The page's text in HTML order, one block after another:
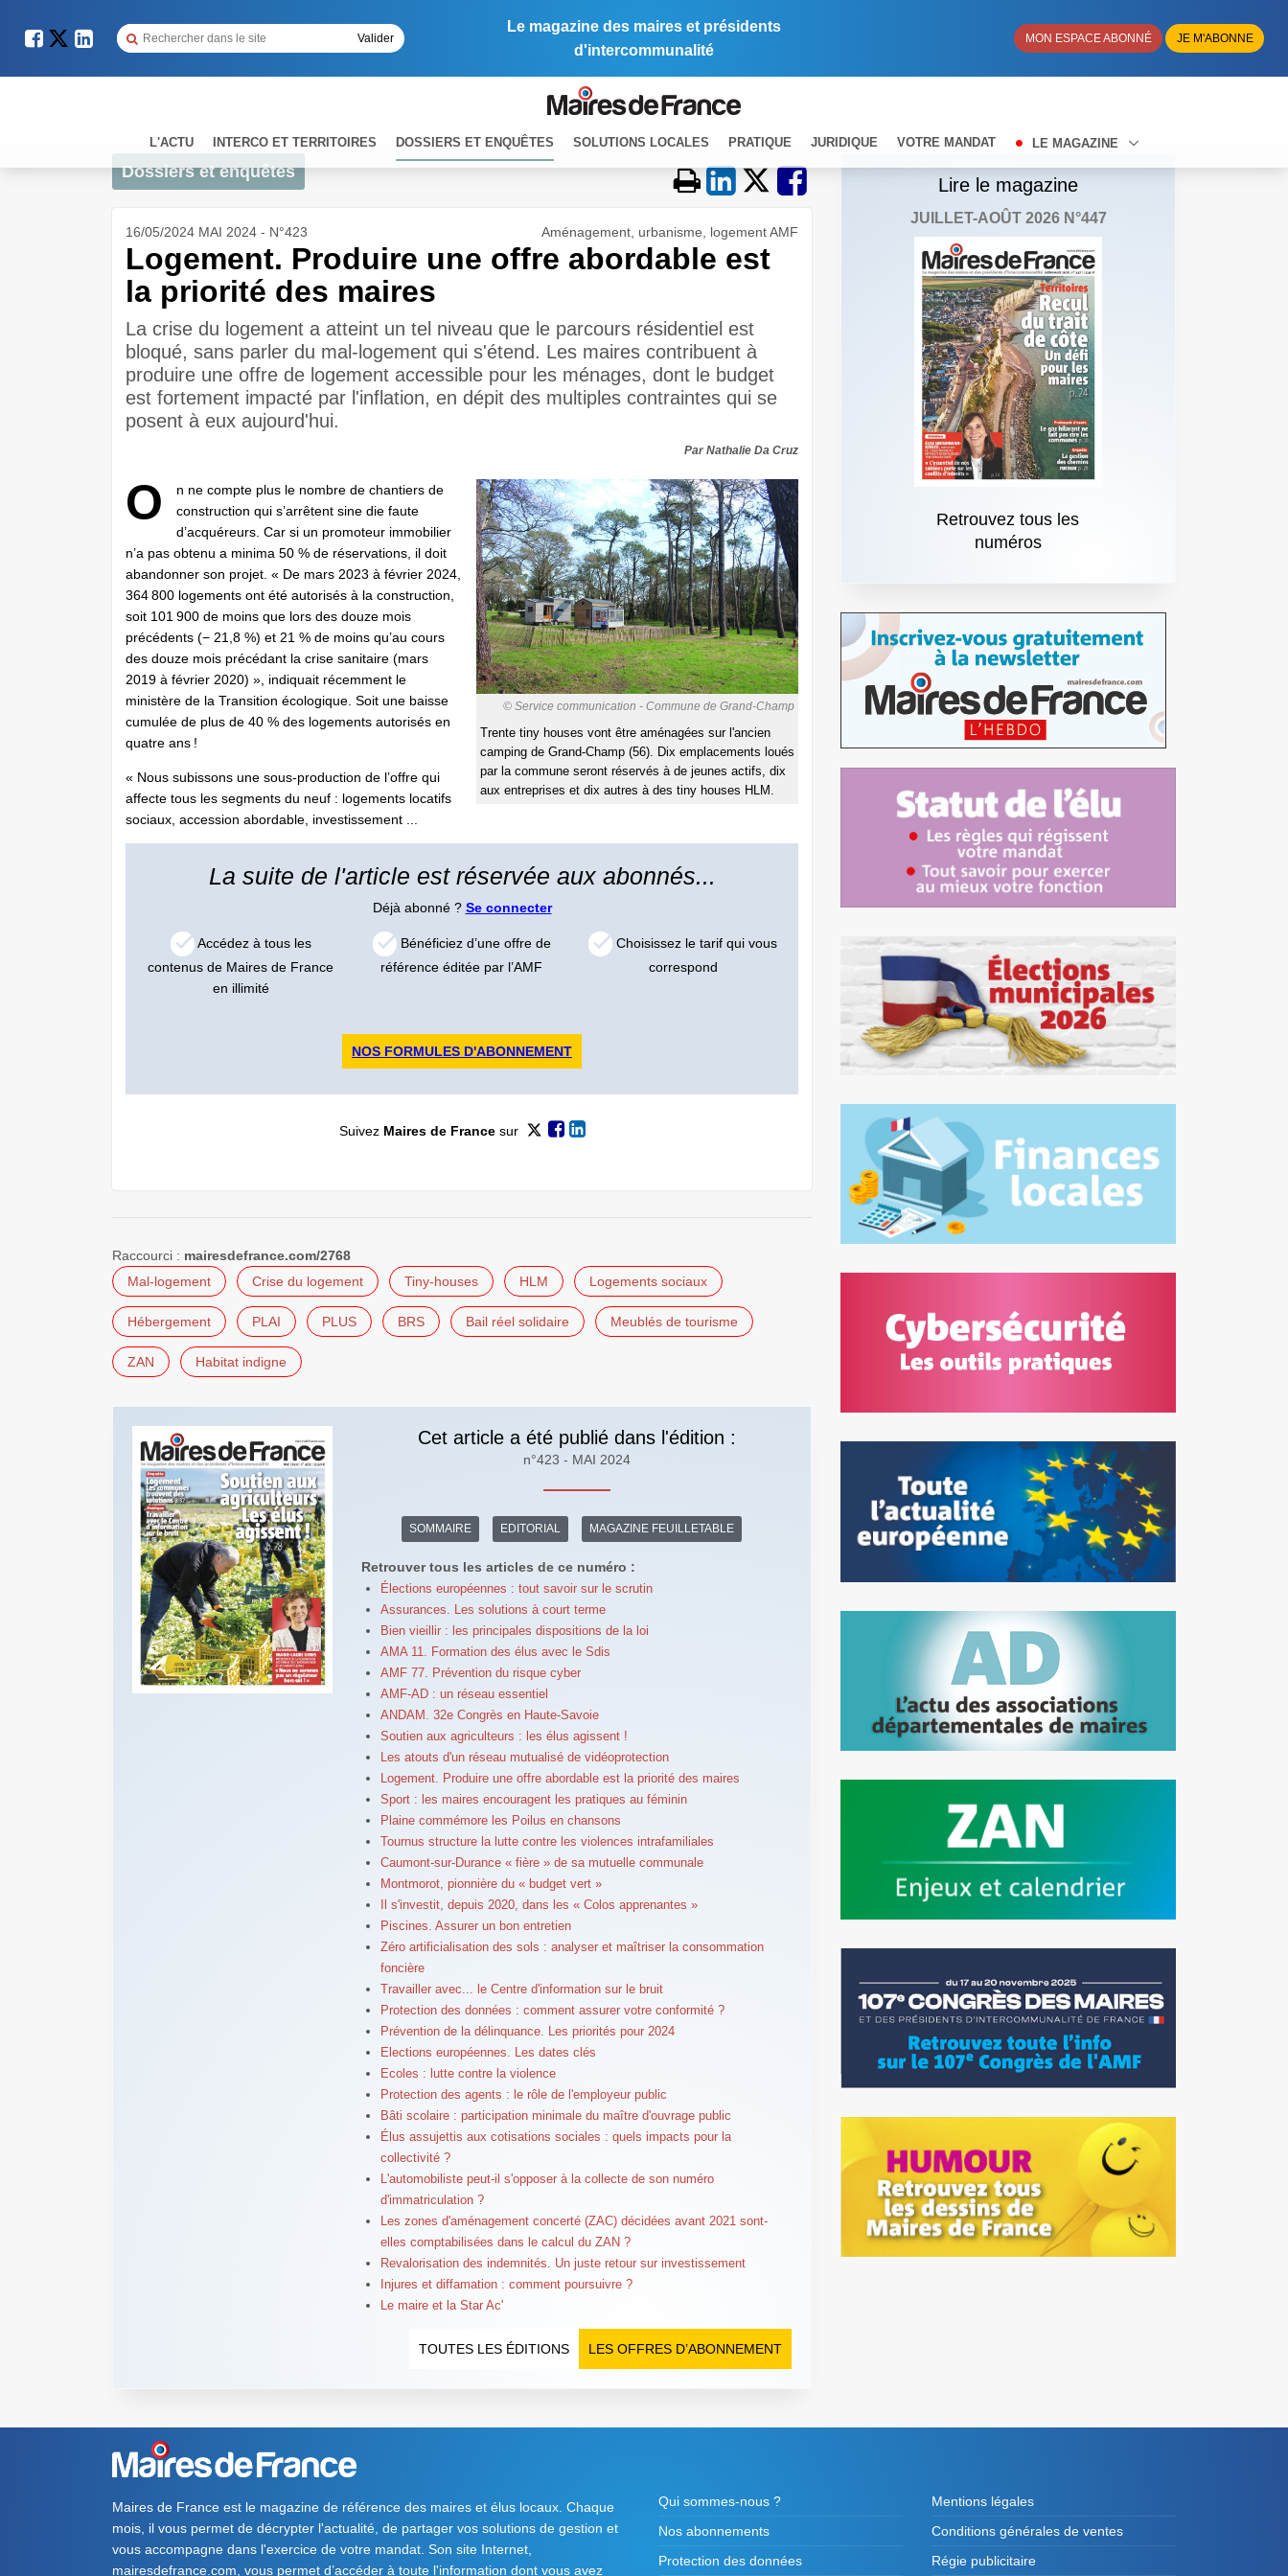
Le magazine des maires et présidents
d'intercommunalité
MON ESPACE ABONNÉ JE M'ABONNE
L'ACTU INTERCO ET TERRITOIRES DOSSIERS ET ENQUÊTES SOLUTIONS LOCALES PRATIQUE JURIDIQUE VOTRE MANDAT LE MAGAZINE
Dossiers et enquêtes
16/05/2024 MAI 2024 - N°423 Aménagement, urbanisme, logement AMF
Logement. Produire une offre abordable est
la priorité des maires
La crise du logement a atteint un tel niveau que le parcours résidentiel est
bloqué, sans parler du mal-logement qui s'étend. Les maires contribuent à
produire une offre de logement accessible pour les ménages, dont le budget
est fortement impacté par l'inflation, en dépit des multiples contraintes qui se
posent à eux aujourd'hui.
Par Nathalie Da Cruz
© Service communication - Commune de Grand-Champ
Trente tiny houses vont être aménagées sur l'ancien
camping de Grand-Champ (56). Dix emplacements loués
par la commune seront réservés à de jeunes actifs, dix
aux entreprises et dix autres à des tiny houses HLM.
O
n ne compte plus le nombre de chantiers de
construction qui s’arrêtent sine die faute
d’acquéreurs. Car si un promoteur immobilier
n’a pas obtenu a minima 50 % de réservations, il doit
abandonner son projet. « De mars 2023 à février 2024,
364 800 logements ont été autorisés à la construction,
soit 101 900 de moins que lors des douze mois
précédents (− 21,8 %) et 21 % de moins qu’au cours
des douze mois précédant la crise sanitaire (mars
2019 à février 2020) », indiquait récemment le
ministère de la Transition écologique. Soit une baisse
cumulée de plus de 40 % des logements autorisés en
quatre ans !
« Nous subissons une sous-production de l’offre qui
affecte tous les segments du neuf : logements locatifs
sociaux, accession abordable, investissement ...
La suite de l'article est réservée aux abonnés...
Déjà abonné ? Se connecter
Accédez à tous les
contenus de Maires de France
en illimité
Bénéficiez d’une offre de
référence éditée par l’AMF
Choisissez le tarif qui vous
correspond
NOS FORMULES D'ABONNEMENT
Suivez Maires de Francesur
Raccourci : mairesdefrance.com/2768
Mal-logement
Crise du logement Tiny-houses HLM Logements sociaux
Hébergement PLAI PLUS BRS Bail réel solidaire Meublés de tourisme
ZAN Habitat indigne
Cet article a été publié dans l'édition :
n°423 - MAI 2024
SOMMAIRE EDITORIAL MAGAZINE FEUILLETABLE
Retrouver tous les articles de ce numéro :
Élections européennes : tout savoir sur le scrutin
Assurances. Les solutions à court terme
Bien vieillir : les principales dispositions de la loi
AMA 11. Formation des élus avec le Sdis
AMF 77. Prévention du risque cyber
AMF-AD : un réseau essentiel
ANDAM. 32e Congrès en Haute-Savoie
Soutien aux agriculteurs : les élus agissent !
Les atouts d'un réseau mutualisé de vidéoprotection
Logement. Produire une offre abordable est la priorité des maires
Sport : les maires encouragent les pratiques au féminin
Plaine commémore les Poilus en chansons
Tournus structure la lutte contre les violences intrafamiliales
Caumont-sur-Durance « fière » de sa mutuelle communale
Montmorot, pionnière du « budget vert »
Il s'investit, depuis 2020, dans les « Colos apprenantes »
Piscines. Assurer un bon entretien
Zéro artificialisation des sols : analyser et maîtriser la consommation
foncière
Travailler avec... le Centre d'information sur le bruit
Protection des données : comment assurer votre conformité ?
Prévention de la délinquance. Les priorités pour 2024
Elections européennes. Les dates clés
Ecoles : lutte contre la violence
Protection des agents : le rôle de l'employeur public
Bâti scolaire : participation minimale du maître d'ouvrage public
Élus assujettis aux cotisations sociales : quels impacts pour la
collectivité ?
L'automobiliste peut-il s'opposer à la collecte de son numéro
d'immatriculation ?
Les zones d'aménagement concerté (ZAC) décidées avant 2021 sont-
elles comptabilisées dans le calcul du ZAN ?
Revalorisation des indemnités. Un juste retour sur investissement
Injures et diffamation : comment poursuivre ?
Le maire et la Star Ac'
LES OFFRES D’ABONNEMENT
TOUTES LES ÉDITIONS
Lire le magazine
JUILLET-AOÛT 2026 N°447
Retrouvez tous les
numéros
Maires de France est le magazine de référence des maires et élus locaux. Chaque
mois, il vous permet de décrypter l'actualité, de partager vos solutions de gestion et
vous accompagne dans l'exercice de votre mandat. Son site Internet,
mairesdefrance.com, vous permet d’accéder à toute l'information dont vous avez
Qui sommes-nous ?
Nos abonnements
Protection des données
Mentions légales
Conditions générales de ventes
Régie publicitaire